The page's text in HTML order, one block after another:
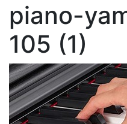
piano-
105 (1)